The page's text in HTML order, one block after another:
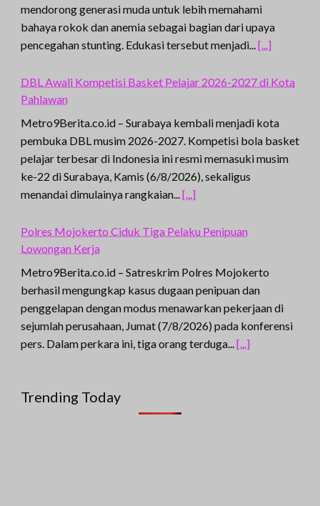
mendorong generasi muda untuk lebih memahami
bahaya rokok dan anemia sebagai bagian dari upaya
pencegahan stunting. Edukasi tersebut menjadi... [...]
DBL Awali Kompetisi Basket Pelajar 2026-2027 di Kota
Pahlawan
Metro9Berita.co.id – Surabaya kembali menjadi kota
pembuka DBL musim 2026-2027. Kompetisi bola basket
pelajar terbesar di Indonesia ini resmi memasuki musim
ke-22 di Surabaya, Kamis (6/8/2026), sekaligus
menandai dimulainya rangkaian... [...]
Polres Mojokerto Ciduk Tiga Pelaku Penipuan
Lowongan Kerja
Metro9Berita.co.id – Satreskrim Polres Mojokerto
berhasil mengungkap kasus dugaan penipuan dan
penggelapan dengan modus menawarkan pekerjaan di
sejumlah perusahaan, Jumat (7/8/2026) pada konferensi
pers. Dalam perkara ini, tiga orang terduga... [...]
Trending Today